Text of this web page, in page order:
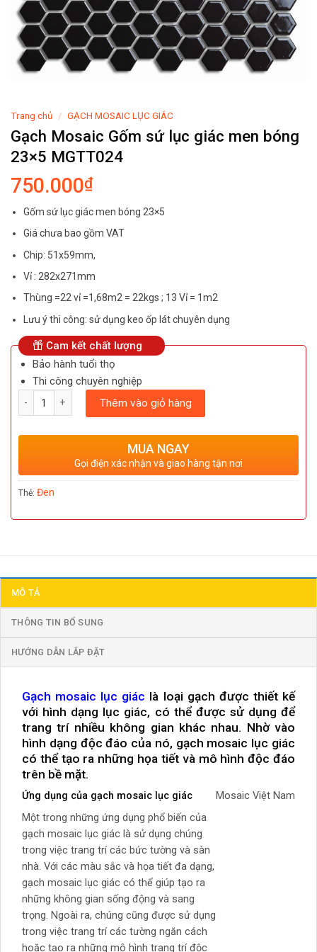
Trang chủ / GẠCH MOSAIC LỤC GIÁC
Gạch Mosaic Gốm sứ lục giác men bóng
23×5 MGTT024
750.000₫
Gốm sứ lục giác men bóng 23×5
Giá chưa bao gồm VAT
Chip: 51x59mm,
Vỉ : 282x271mm
Thùng =22 vỉ =1,68m2 = 22kgs ; 13 Vỉ = 1m2
Lưu ý thi công: sử dụng keo ốp lát chuyên dụng
Cam kết chất lượng
Bảo hành tuổi thọ
Thi công chuyên nghiệp
Thêm vào giỏ hàng
MUA NGAY
Gọi điện xác nhận và giao hàng tận nơi
Thẻ: Đen
MÔ TẢ
THÔNG TIN BỔ SUNG
HƯỚNG DẪN LẮP ĐẶT
Gạch mosaic lục giác là loại gạch được thiết kế
với hình dạng lục giác, có thể được sử dụng để
trang trí nhiều không gian khác nhau. Nhờ vào
hình dạng độc đáo của nó, gạch mosaic lục giác
có thể tạo ra những họa tiết và mô hình độc đáo
trên bề mặt.
Ứng dụng của gạch mosaic lục giác
Một trong những ứng dụng phổ biến của
gạch mosaic lục giác là sử dụng chúng
trong việc trang trí các bức tường và sàn
nhà. Với các màu sắc và họa tiết đa dạng,
gạch mosaic lục giác có thể giúp tạo ra
những không gian sống động và sang
trọng. Ngoài ra, chúng cũng được sử dụng
trong việc trang trí các tường ngăn cách
hoặc tạo ra những mô hình trang trí độc
Mosaic Việt Nam